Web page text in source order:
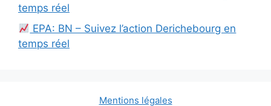
temps réel
EPA: BN – Suivez l’action Derichebourg en
temps réel
Mentions légales